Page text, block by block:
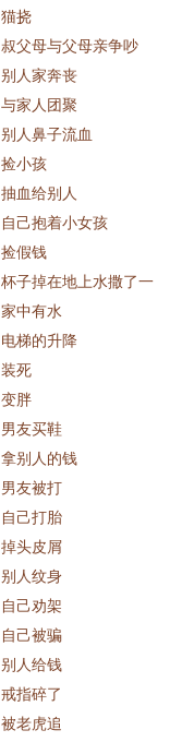
猫挠
叔父母与父母亲争吵
别人家奔丧
与家人团聚
别人鼻子流血
捡小孩
抽血给别人
自己抱着小女孩
捡假钱
杯子掉在地上水撒了一
家中有水
电梯的升降
装死
变胖
男友买鞋
拿别人的钱
男友被打
自己打胎
掉头皮屑
别人纹身
自己劝架
自己被骗
别人给钱
戒指碎了
被老虎追